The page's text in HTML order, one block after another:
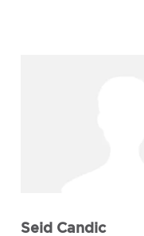
Seid Candic